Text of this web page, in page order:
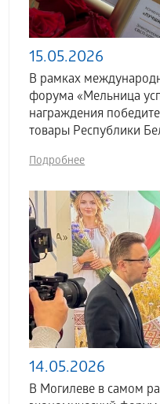
15.05.2026
В рамках
форума «Мельница
награждения
товары Республики
Подробнее
14.05.2026
В Могилеве в самом